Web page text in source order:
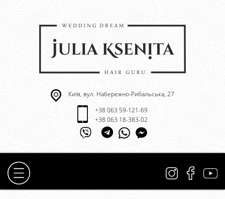
Київ, вул. Набережно-Рибальська, 27
+38 063 59-121-69
+38 063 18-383-02